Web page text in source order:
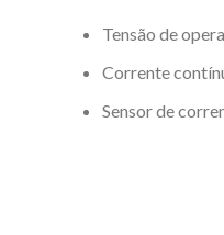
Tensão de
Corrente
Sensor de